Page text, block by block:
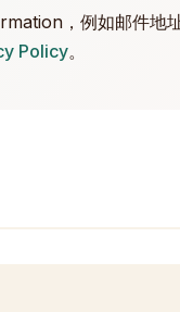
，例如邮件地
Policy。